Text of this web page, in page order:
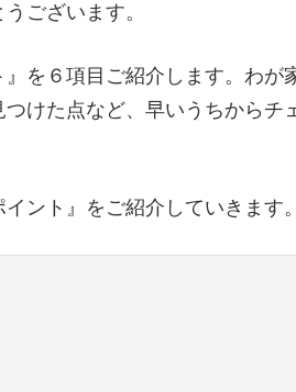
ございます。
を６項目ご紹介します。わが
けた点など、早いうちからチ
ント』をご紹介していきます。